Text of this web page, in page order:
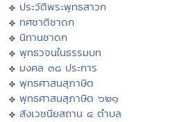
ประวัติพระพุทธสาวก
ทศชาติชาดก
นิทานชาดก
พุทธวจนในธรรมบท
มงคล ๓๘ ประการ
พุทธศาสนสุภาษิต
พุทธศาสนสุภาษิต ๖๒๑
สังเวชนียสถาน ๔ ตำบล